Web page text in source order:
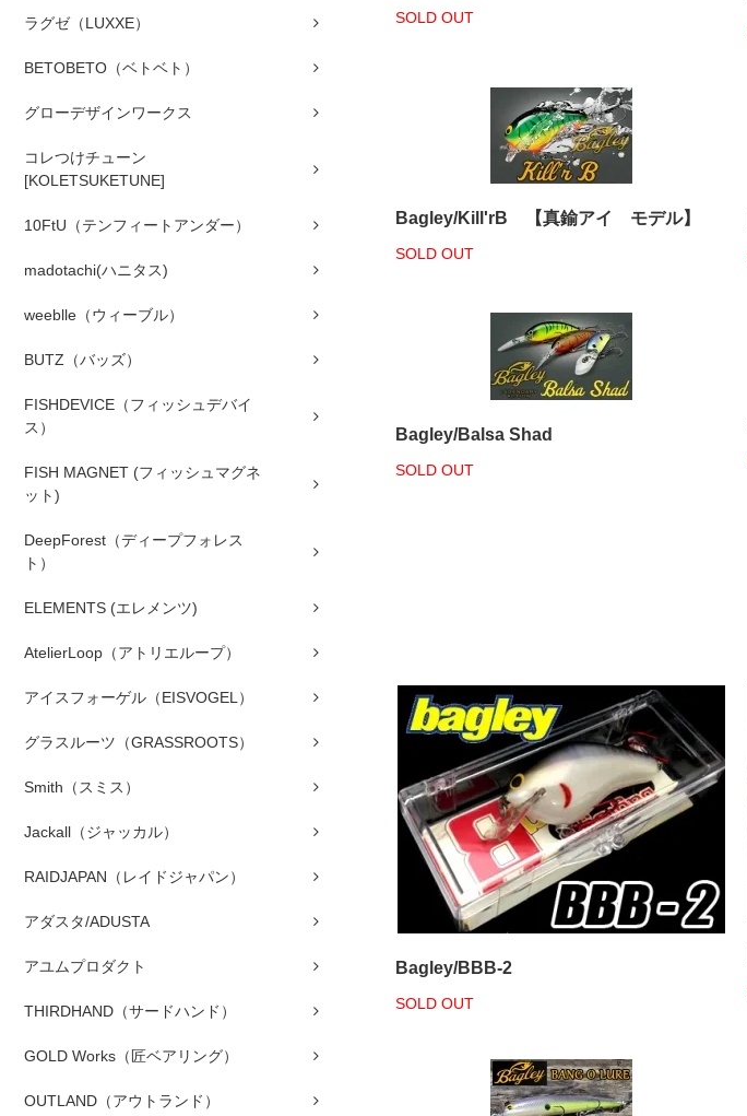
ラグゼ（LUXXE）
BETOBETO（ベトベト）
グローデザインワークス
コレつけチューン
[KOLETSUKETUNE]
10FtU（テンフィートアンダー）
madotachi(ハニタス)
weeblle（ウィーブル）
BUTZ（バッズ）
FISHDEVICE（フィッシュデバイ
ス）
FISH MAGNET (フィッシュマグネ
ット)
DeepForest（ディープフォレス
ト）
ELEMENTS (エレメンツ)
AtelierLoop（アトリエループ）
アイスフォーゲル（EISVOGEL）
グラスルーツ（GRASSROOTS）
Smith（スミス）
Jackall（ジャッカル）
RAIDJAPAN（レイドジャパン）
アダスタ/ADUSTA
アユムプロダクト
THIRDHAND（サードハンド）
GOLD Works（匠ベアリング）
OUTLAND（アウトランド）
SOLD OUT
Bagley/Kill'rB 【真鍮アイ モデル】
SOLD OUT
Bagley/Balsa Shad
SOLD OUT
Bagley/BBB-2
SOLD OUT